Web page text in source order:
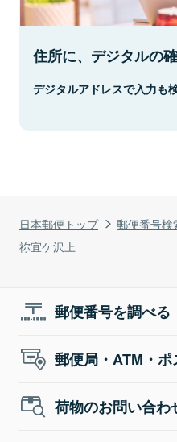
日本郵便トップ 郵便番号検
祢宜ケ沢上
住所に、デジタルの確
デジタルアドレスで入力も
郵便番号を調べる
郵便局・ATM・
荷物のお問い合わ